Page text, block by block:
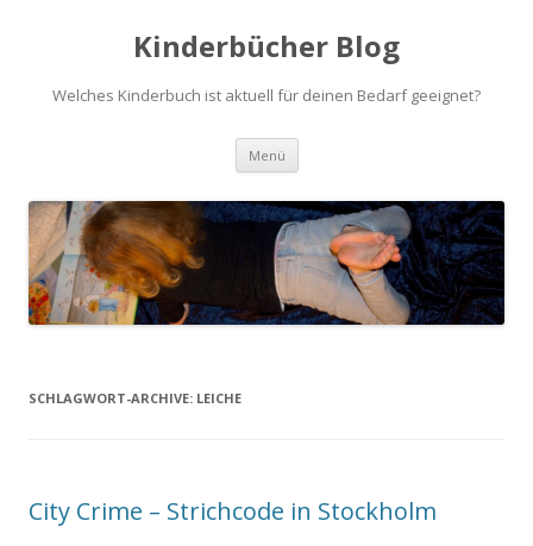
Kinderbücher Blog
Welches Kinderbuch ist aktuell für deinen Bedarf geeignet?
Menü Springe
Inhalt
SCHLAGWORT-ARCHIVE: LEICHE
City Crime – Strichcode in Stockholm